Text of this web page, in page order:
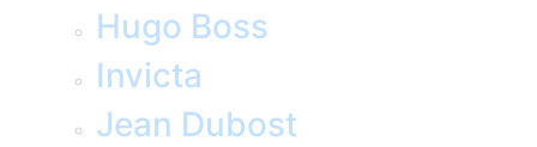
Hugo Boss
Invicta
Jean Dubost